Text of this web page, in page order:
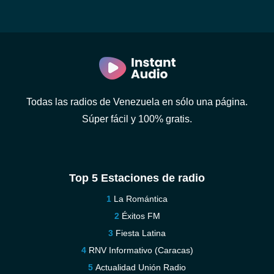
Todas las radios de Venezuela en sólo una página.
Súper fácil y 100% gratis.
Top 5 Estaciones de radio
La Romántica
Éxitos FM
Fiesta Latina
RNV Informativo (Caracas)
Actualidad Unión Radio